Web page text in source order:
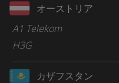
オーストリア
A1 Telekom
H3G
カザフスタン